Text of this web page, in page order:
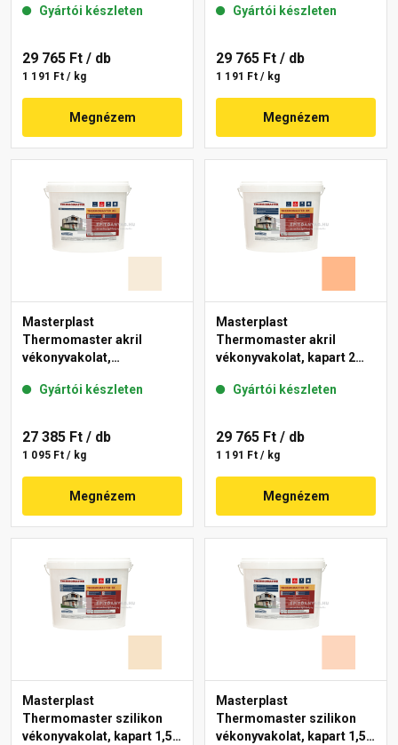
Gyártói készleten
29 765 Ft / db
1 191 Ft / kg
Megnézem
10-D 25 kg
Gyártói készleten
29 765 Ft / db
1 191 Ft / kg
Megnézem
Masterplast
Thermomaster akril
vékonyvakolat,
48-F 25 kg
Gyártói készleten
27 385 Ft / db
1 095 Ft / kg
Megnézem
Masterplast
Thermomaster akril
vékonyvakolat, kapart 2
Gyártói készleten
29 765 Ft / db
1 191 Ft / kg
Megnézem
Masterplast
Thermomaster szilikon
vékonyvakolat, kapart 1,5
Masterplast
Thermomaster szilikon
vékonyvakolat, kapart 1,5